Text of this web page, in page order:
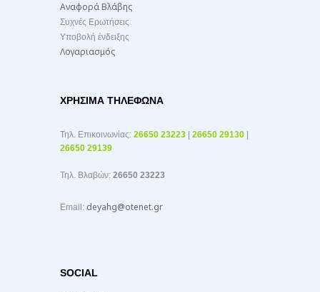
Αναφορά Βλάβης
Συχνές Ερωτήσεις
Υποβολή ένδειξης
Λογαριασμός
ΧΡΉΣΙΜΑ ΤΗΛΈΦΩΝΑ
Τηλ. Επικοινωνίας: 26650 23223 26650 29130
26650 29139
Τηλ. Βλαβών: 26650 23223
Email: deyahg@otenet.gr
SOCIAL